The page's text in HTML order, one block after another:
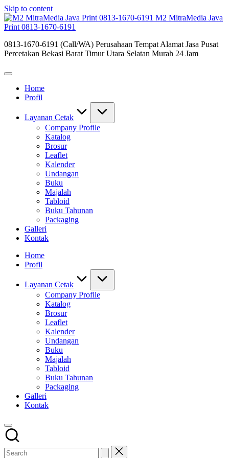
Skip to content
M2 MitraMedia Java
Print 0813-1670-6191
0813-1670-6191 (Call/WA) Perusahaan Tempat Alamat Jasa Pusat
Percetakan Bekasi Barat Timur Utara Selatan Murah 24 Jam
Home
Profil
Layanan Cetak
Company Profile
Katalog
Brosur
Leaflet
Kalender
Undangan
Buku
Majalah
Tabloid
Buku Tahunan
Packaging
Galleri
Kontak
Home
Profil
Layanan Cetak
Company Profile
Katalog
Brosur
Leaflet
Kalender
Undangan
Buku
Majalah
Tabloid
Buku Tahunan
Packaging
Galleri
Kontak